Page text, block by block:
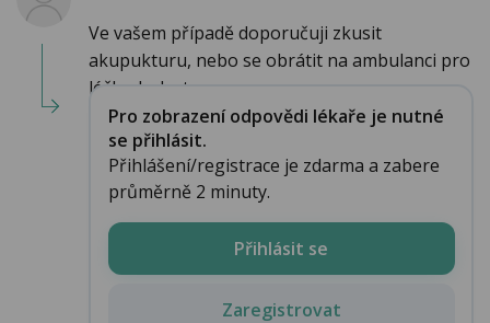
Ve vašem případě doporučuji zkusit
akupukturu, nebo se obrátit na ambulanci pro
léčbu bolest...
Pro zobrazení odpovědi lékaře je nutné
se přihlásit.
Přihlášení/registrace je zdarma a zabere
průměrně 2 minuty.
Přihlásit se
Zaregistrovat